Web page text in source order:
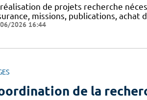
réalisation de projets recherche
missions, publications,
2026 16:44
de la